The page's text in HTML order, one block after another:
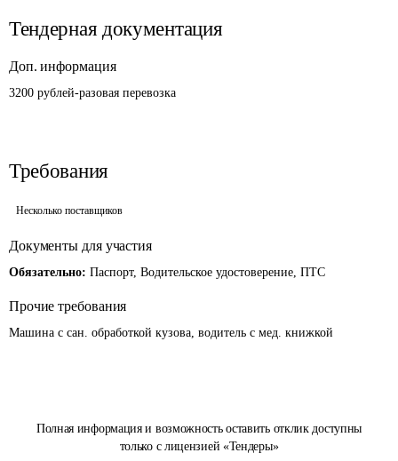
Полная информация и возможность оставить отклик доступны
только с лицензией «Тендеры»
Тендерная документация
Доп. информация
3200 рублей-разовая перевозка
Требования
Несколько поставщиков
Документы для участия
Обязательно: Паспорт, Водительское удостоверение, ПТС
Прочие требования
Машина с сан. обработкой кузова, водитель с мед. книжкой